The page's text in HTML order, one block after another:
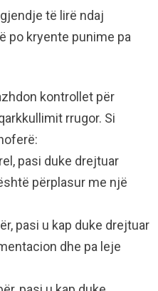
të lirë ndaj
po kryente punime pa
kontrollet për
rrugor. Si
pasi duke drejtuar
përplasur me një
pasi u kap duke drejtuar
dhe pa leje